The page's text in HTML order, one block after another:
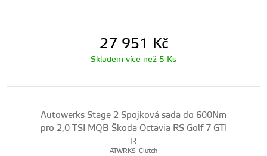
27 951 Kč
Skladem více než 5 Ks
Autowerks Stage 2 Spojková sada do 600Nm
pro 2,0 TSI MQB Škoda Octavia RS Golf 7 GTI
R
ATWRKS_Clutch